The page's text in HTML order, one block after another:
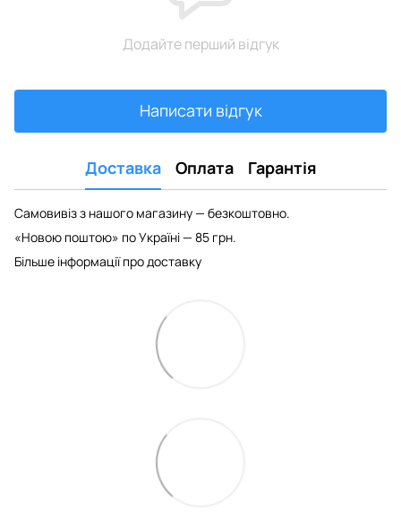
Додайте перший відгук
Написати відгук
Доставка Оплата Гарантія
Самовивіз з нашого магазину — безкоштовно.
«Новою поштою» по Україні — 85 грн.
Більше інформації про доставку